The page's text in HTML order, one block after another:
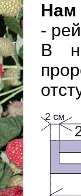
Нам
-
В